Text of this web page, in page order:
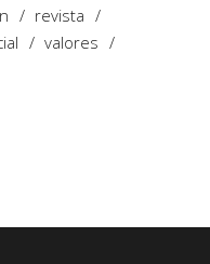
revista
valores